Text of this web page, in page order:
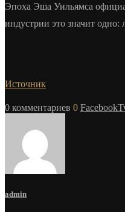
Эпоха Эша Уильямса
индустрии это значит
Источник
0 комментариев 0 Facebook
admin